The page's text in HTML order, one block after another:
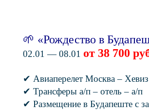
🌱 «Рождество в
02.01 — 08.01 от 38 700
✔ Авиаперелет Москва –
✔ Трансферы а/п – отель – а/п
✔ Размещение в Будапеште с